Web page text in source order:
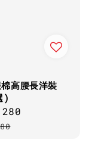
高腰長洋裝
)